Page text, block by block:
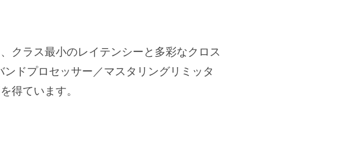
クラス最小のレイテンシーと多彩なクロス
ドプロセッサー／マスタリングリミッタ
得ています。